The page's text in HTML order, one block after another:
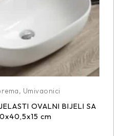
, Umivaonici
OVALNI BIJELI SA
cm